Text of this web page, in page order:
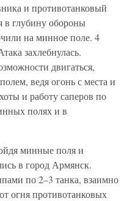
и противотанковый
в глубину обороны
на минное поле. 4
захлебнулась.
двигаться,
ведя огонь с места и
и работу саперов по
полях и в
минные поля и
в город Армянск.
по 2–3 танка, взаимно
огня противотанковых